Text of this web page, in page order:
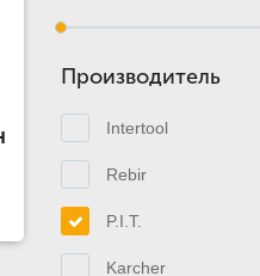
Производитель
Intertool
Rebir
P.I.T.
Karcher